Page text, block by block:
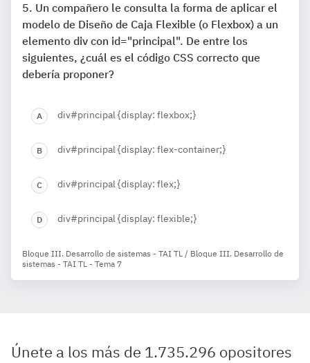
Un compañero le consulta la forma de aplicar el
modelo de Diseño de Caja Flexible (o Flexbox) a un
elemento div con id="principal". De entre los
siguientes, ¿cuál es el código CSS correcto que
debería proponer?
div#principal {display: flexbox;}
div#principal {display: flex-container;}
div#principal {display: flex;}
div#principal {display: flexible;}
Bloque III. Desarrollo de sistemas - TAI TL / Bloque III. Desarrollo de
sistemas - TAI TL - Tema 7
Únete a los más de 1.735.296 opositores